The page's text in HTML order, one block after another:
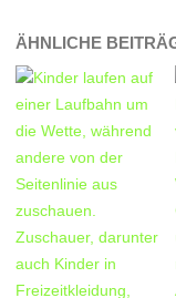
ÄHNLICHE